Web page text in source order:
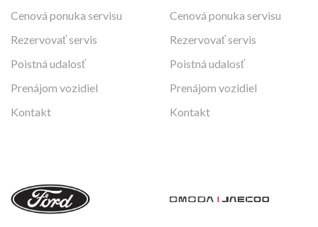
Cenová ponuka servisu
Rezervovať servis
Poistná udalosť
Prenájom vozidiel
Kontakt
Cenová ponuka servisu
Rezervovať servis
Poistná udalosť
Prenájom vozidiel
Kontakt